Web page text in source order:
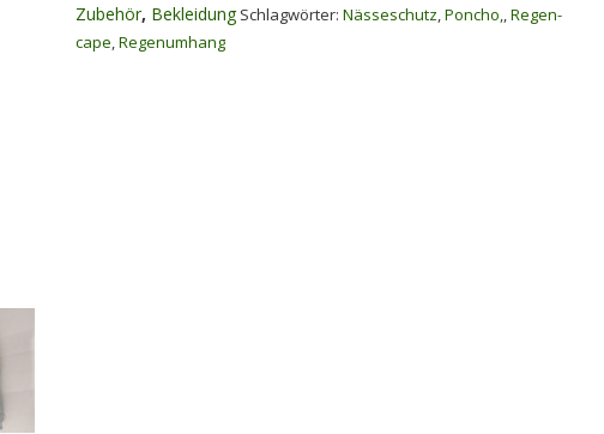
Zubehör, BekleidungSchlagwörter:Nässeschutz,Poncho,,Regen-
cape,Regenumhang